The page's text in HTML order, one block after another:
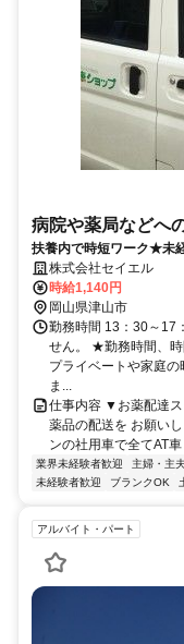
病院や薬局などへ
扶養内で時短ワーク★未
立応援★
株式会社セイエル
時給1,140円
岡山県津山市
勤務時間 13：30～17
せん。 ★勤務時間、時
プライベートや家庭
ま...
仕事内容 ▼お薬配達ス
薬品の配送を お願い
ンの社用車で全てAT
業界未経験者歓迎 主婦・主
未経験者歓迎
ブランクOK
アルバイト・パート